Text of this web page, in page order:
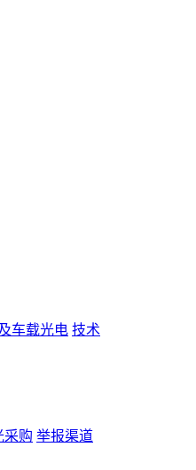
车载光电 技术
采购 举报渠道